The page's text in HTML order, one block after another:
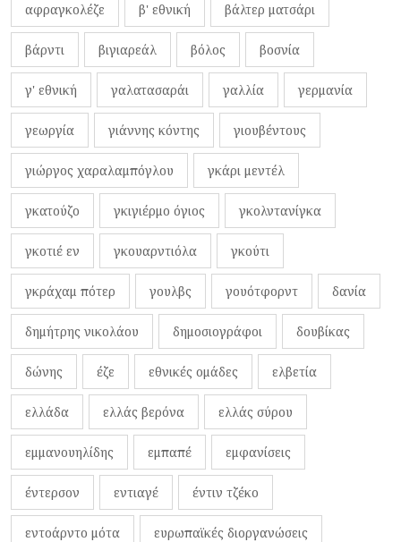
αφραγκολέζε β' εθνική βάλτερ ματσάρι
βάρντι βιγιαρεάλ βόλος βοσνία
γ' εθνική γαλατασαράι γαλλία γερμανία
γεωργία γιάννης κόντης γιουβέντους
γιώργος χαραλαμπόγλου γκάρι μεντέλ
γκατούζο γκιγιέρμο όγιος γκολντανίγκα
γκοτιέ εν γκουαρντιόλα γκούτι
γκράχαμ πότερ γουλβς γουότφορντ δανία
δημήτρης νικολάου δημοσιογράφοι δουβίκας
δώνης έζε εθνικές ομάδες ελβετία
ελλάδα ελλάς βερόνα ελλάς σύρου
εμμανουηλίδης εμπαπέ εμφανίσεις
έντερσον εντιαγέ έντιν τζέκο
εντοάρντο μότα ευρωπαϊκές διοργανώσεις